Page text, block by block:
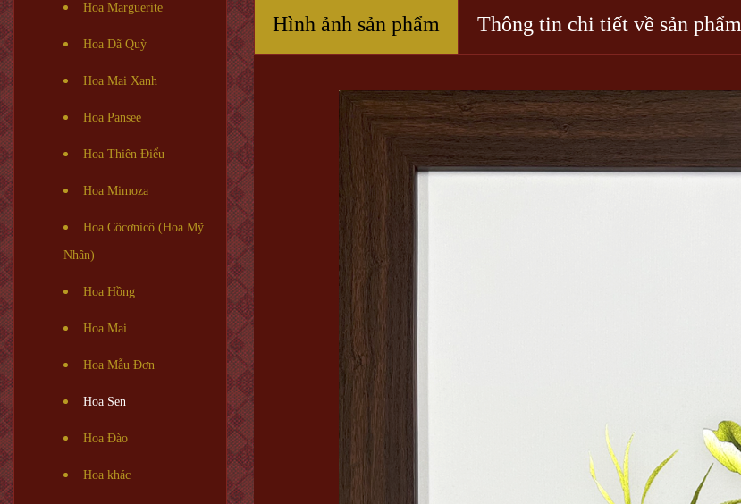
Hoa Marguerite
Hoa Dã Quỳ
Hoa Mai Xanh
Hoa Pansee
Hoa Thiên Điểu
Hoa Mimoza
Hoa Côcơnicô (Hoa Mỹ
Nhân)
Hoa Hồng
Hoa Mai
Hoa Mẫu Đơn
Hoa Sen
Hoa Đào
Hoa khác
Hình ảnh sản phẩm Thông tin chi tiết về sản phẩm